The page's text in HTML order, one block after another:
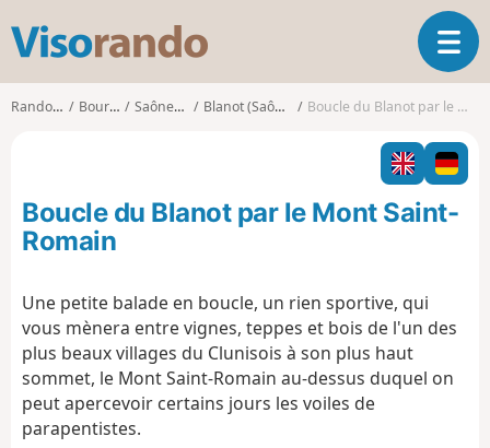
s
o
o
O
u
i
r
l
a
g
t
Randonnées Bourgogne Saône-et-Loire Blanot (Saône-et-Loire) Boucle du Blanot par le Mont Saint-Romain
Boucle du Blanot par le Mont Saint-
Romain
Une petite balade en boucle, un rien sportive, qui
vous mènera entre vignes, teppes et bois de l'un des
plus beaux villages du Clunisois à son plus haut
sommet, le Mont Saint-Romain au-dessus duquel on
peut apercevoir certains jours les voiles de
parapentistes.